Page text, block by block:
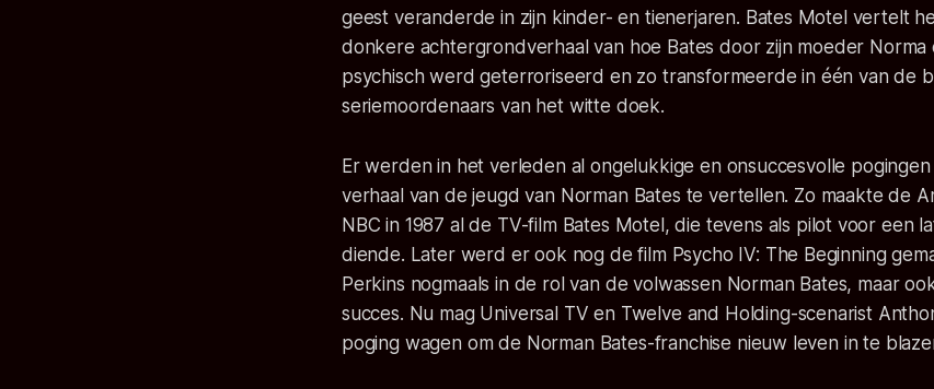
geest veranderde in zijn kinder- en tienerjaren. Bates Motel vertelt
donkere achtergrondverhaal van hoe Bates door zijn moeder Norma
psychisch werd geterroriseerd en zo transformeerde in één van de
seriemoordenaars van het witte doek.
Er werden in het verleden al ongelukkige en onsuccesvolle
verhaal van de jeugd van Norman Bates te vertellen. Zo maakte de
NBC in 1987 al de TV-film Bates Motel , die tevens als pilot voor een
diende. Later werd er ook nog de film Psycho IV: The Beginning
Perkins nogmaals in de rol van de volwassen Norman Bates, maar
succes. Nu mag Universal TV en Twelve and Holding-scenarist
poging wagen om de Norman Bates-franchise nieuw leven in te